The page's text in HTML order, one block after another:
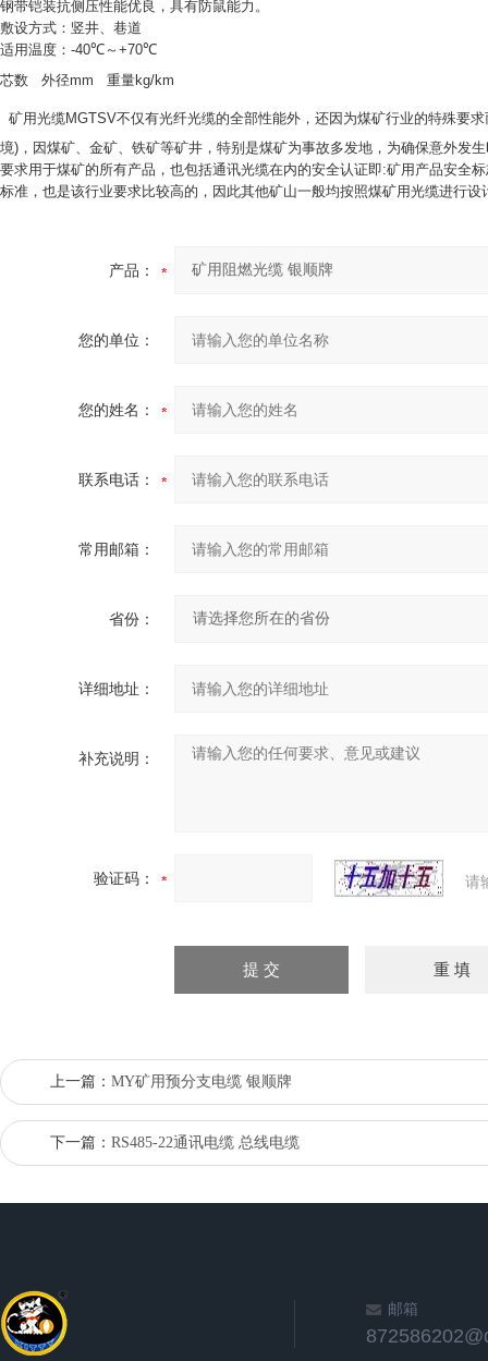
钢带铠装抗侧压性能优良，具有防鼠能力。
敷设方式：竖井、巷道
适用温度： -40℃～ +70℃
芯数
外径mm 重量kg/km
矿用光缆MGTSV不仅有光纤光缆的全部性能外，还因为煤矿行业的特殊要
境) ，因煤矿、金矿、铁矿等矿井，特别是煤矿为事故多发地，为确保意外发
要求用于煤矿的所有产品，也包括通讯光缆在内的安全认证即:矿用产品安全
标准，也是该行业要求比较高的，因此其他矿山一般均按照煤矿用光缆进行设
产品：
您的单位：
您的姓名：
联系电话：
常用邮箱：
省份：
详细地址：
补充说明：
验证码： 请
上一篇： MY矿用预分支电缆 银顺牌
下一篇： RS485-22通讯电缆 总线电缆
邮箱